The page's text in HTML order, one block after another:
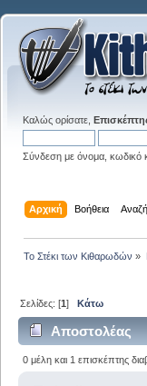
Καλώς ορίσατε,
Σύνδεση με όνομα, κωδικό
Αρχική Βοήθεια
Το Στέκι των Κιθαρωδών »
Σελίδες: [1]Κάτω
Αποστολέας
0 μέλη και 1 επισκέπτης